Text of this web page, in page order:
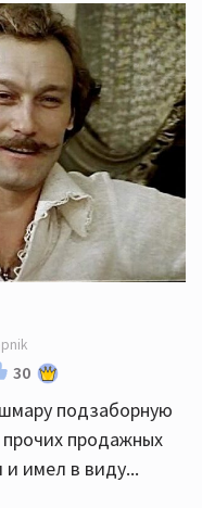
30
подзаборную
продажных
и имел в виду...